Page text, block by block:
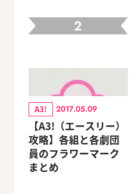
2
A3! 2017.05.09
【A3!（エースリー）
攻略】各組と各劇団
員のフラワーマーク
まとめ